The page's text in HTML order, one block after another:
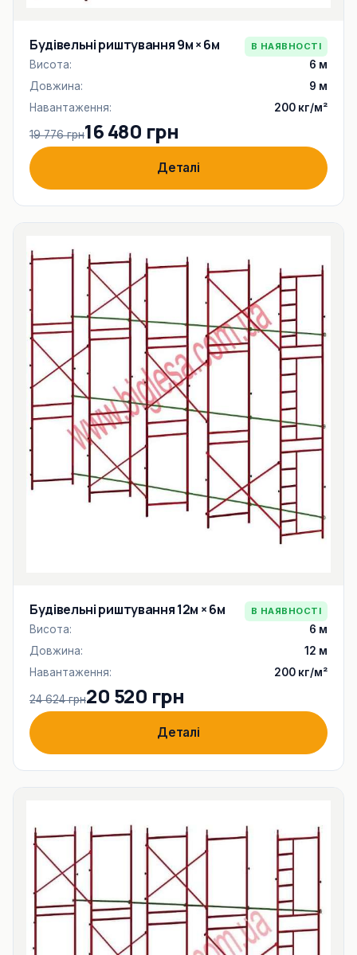
Будівельні риштування 9м × 6м В НАЯВНОСТІ
Висота:
6 м
Довжина:
9 м
Навантаження:
200 кг/м²
19 776 грн16 480 грн
Деталі
Будівельні риштування 12м × 6м В НАЯВНОСТІ
Висота:
6 м
Довжина:
12 м
Навантаження:
200 кг/м²
24 624 грн20 520 грн
Деталі